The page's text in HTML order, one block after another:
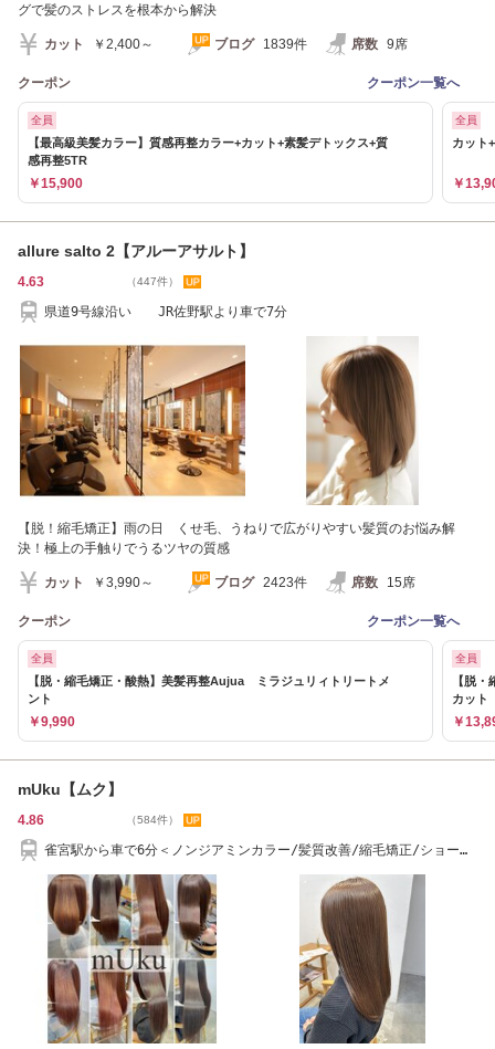
グで髪のストレスを根本から解決
カット ￥2,400～ ブログ 1839件 席数 9席
クーポン クーポン一覧へ
全員
【最高級美髪カラー】質感再整カラー+カット+素髪デトックス+質
感再整5TR
￥15,900
全員
カット
￥
allure salto 2【アルーアサルト】
4.63 （447件）
県道9号線沿い JR佐野駅より車で7分
【脱！縮毛矯正】雨の日 くせ毛、うねりで広がりやすい髪質のお悩み解
決！極上の手触りでうるツヤの質感
カット ￥3,990～ ブログ 2423件 席数 15席
クーポン クーポン一覧へ
全員
【脱・縮毛矯正・酸熱】美髪再整Aujua ミラジュリィトリートメ
ント
￥9,990
全員
【脱
カット
￥
mUku【ムク】
4.86 （584件）
雀宮駅から車で6分＜ノンジアミンカラー/髪質改善/縮毛矯正/ショート